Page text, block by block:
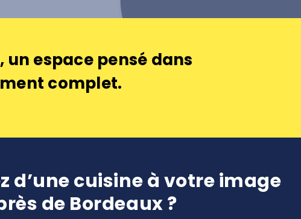
espace pensé dans
complet.
d’une cuisine à votre image
de Bordeaux ?